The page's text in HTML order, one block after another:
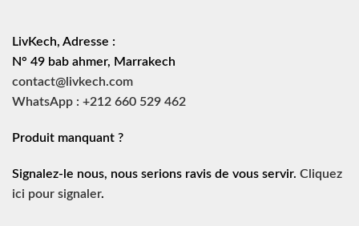
LivKech, Adresse :
N° 49 bab ahmer, Marrakech
contact@livkech.com
WhatsApp : +212 660 529 462
Produit manquant ?
Signalez-le nous, nous serions ravis de vous servir. Cliquez
ici pour signaler.